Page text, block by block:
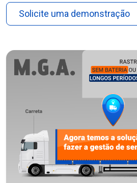
Solicite uma demonstração